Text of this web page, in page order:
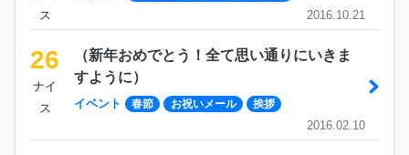
ス
2016.10.21
26
ナイ
ス
（新年おめでとう！全て思い通りにいきま
すように）
イベント 春節 お祝いメール 挨拶
2016.02.10